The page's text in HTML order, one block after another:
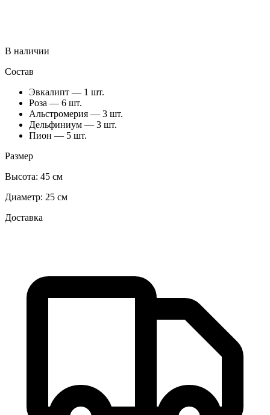
В наличии
Состав
Эвкалипт — 1 шт.
Роза — 6 шт.
Альстромерия — 3 шт.
Дельфиниум — 3 шт.
Пион — 5 шт.
Размер
Высота: 45 см
Диаметр: 25 см
Доставка